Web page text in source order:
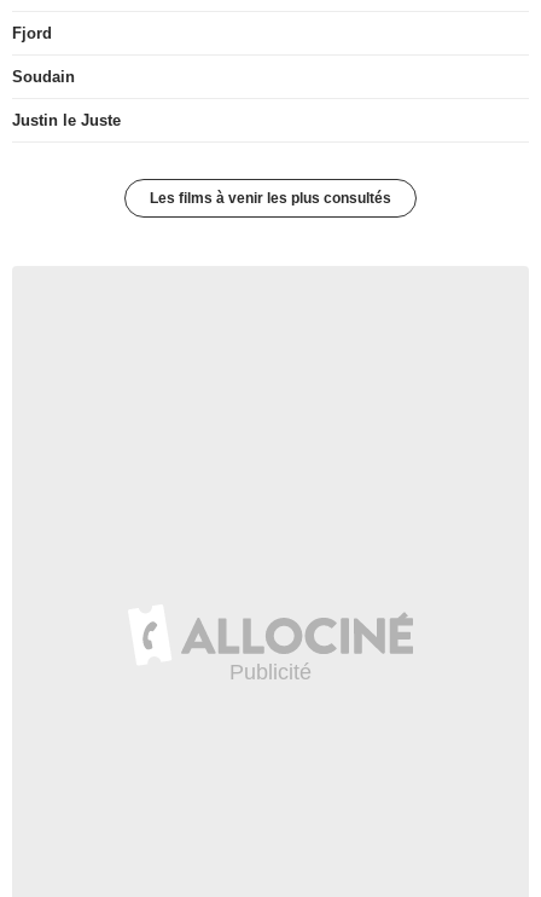
Fjord
Soudain
Justin le Juste
Les films à venir les plus consultés